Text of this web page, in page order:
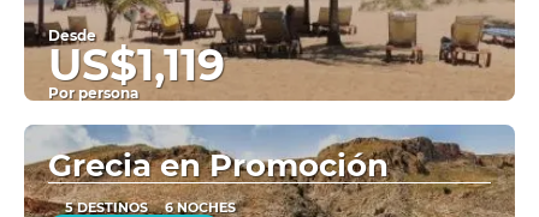
Desde
US$1,119
Por persona
Ver
Grecia en Promoción
5 DESTINOS 6 NOCHES